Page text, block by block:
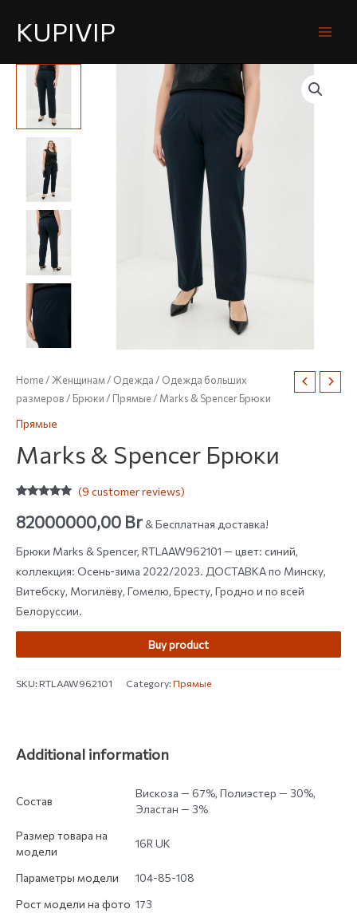
KUPIVIP
Home/Женщинам/ Одежда/ Одежда больших
размеров/ Брюки/ Прямые/ Marks & Spencer Брюки
Прямые
Marks & Spencer Брюки
out of 5
based on
ratings
(9 customer reviews)
82000000,00 Br& Бесплатная доставка!
Брюки Marks & Spencer, RTLAAW962101 — цвет: синий,
коллекция: Осень-зима 2022/2023. ДОСТАВКА по Минску,
Витебску, Могилёву, Гомелю, Бресту, Гродно и по всей
Белоруссии.
Buy product
SKU:RTLAAW962101 Category:Прямые
Additional information
Состав
Вискоза — 67%, Полиэстер — 30%,
Эластан — 3%
Размер товара на
модели
16R UK
Параметры модели
104-85-108
Рост модели на фото 173